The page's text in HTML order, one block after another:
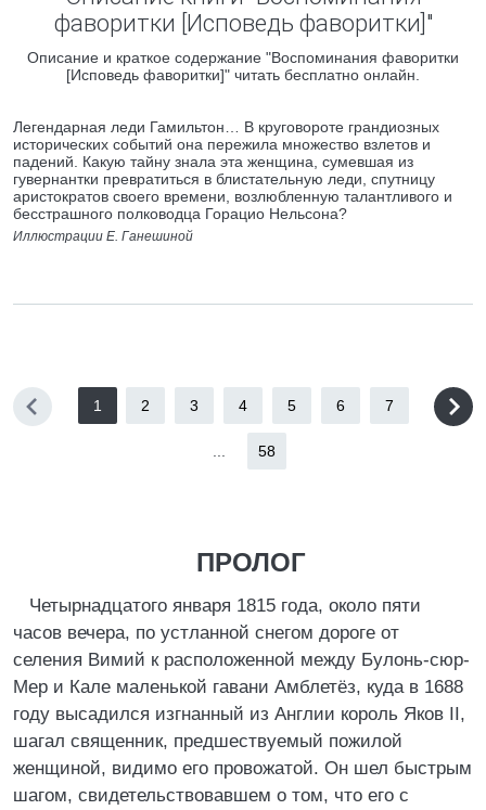
фаворитки [Исповедь фаворитки]"
Описание и краткое содержание "Воспоминания фаворитки
[Исповедь фаворитки]" читать бесплатно онлайн.
Легендарная леди Гамильтон… В круговороте грандиозных
исторических событий она пережила множество взлетов и
падений. Какую тайну знала эта женщина, сумевшая из
гувернантки превратиться в блистательную леди, спутницу
аристократов своего времени, возлюбленную талантливого и
бесстрашного полководца Горацио Нельсона?
Иллюстрации Е. Ганешиной
1 2 3 4 5 6 7
58
ПРОЛОГ
Четырнадцатого января 1815 года, около пяти
часов вечера, по устланной снегом дороге от
селения Вимий к расположенной между Булонь-сюр-
Мер и Кале маленькой гавани Амблетёз, куда в 1688
году высадился изгнанный из Англии король Яков II,
шагал священник, предшествуемый пожилой
женщиной, видимо его провожатой. Он шел быстрым
шагом, свидетельствовавшем о том, что его с